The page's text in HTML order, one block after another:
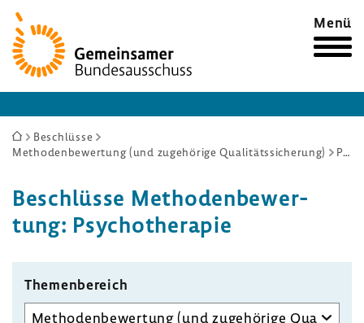
Zur
Startseite
Menü
Sie
sind
Beschlüsse
Methodenbewertung (und zugehörige Qualitätssicherung)
Psychotherapie
Beschlüsse Metho­den­be­wer­
tung: Psycho­the­rapie
Themen­be­reich
Unterausschuss